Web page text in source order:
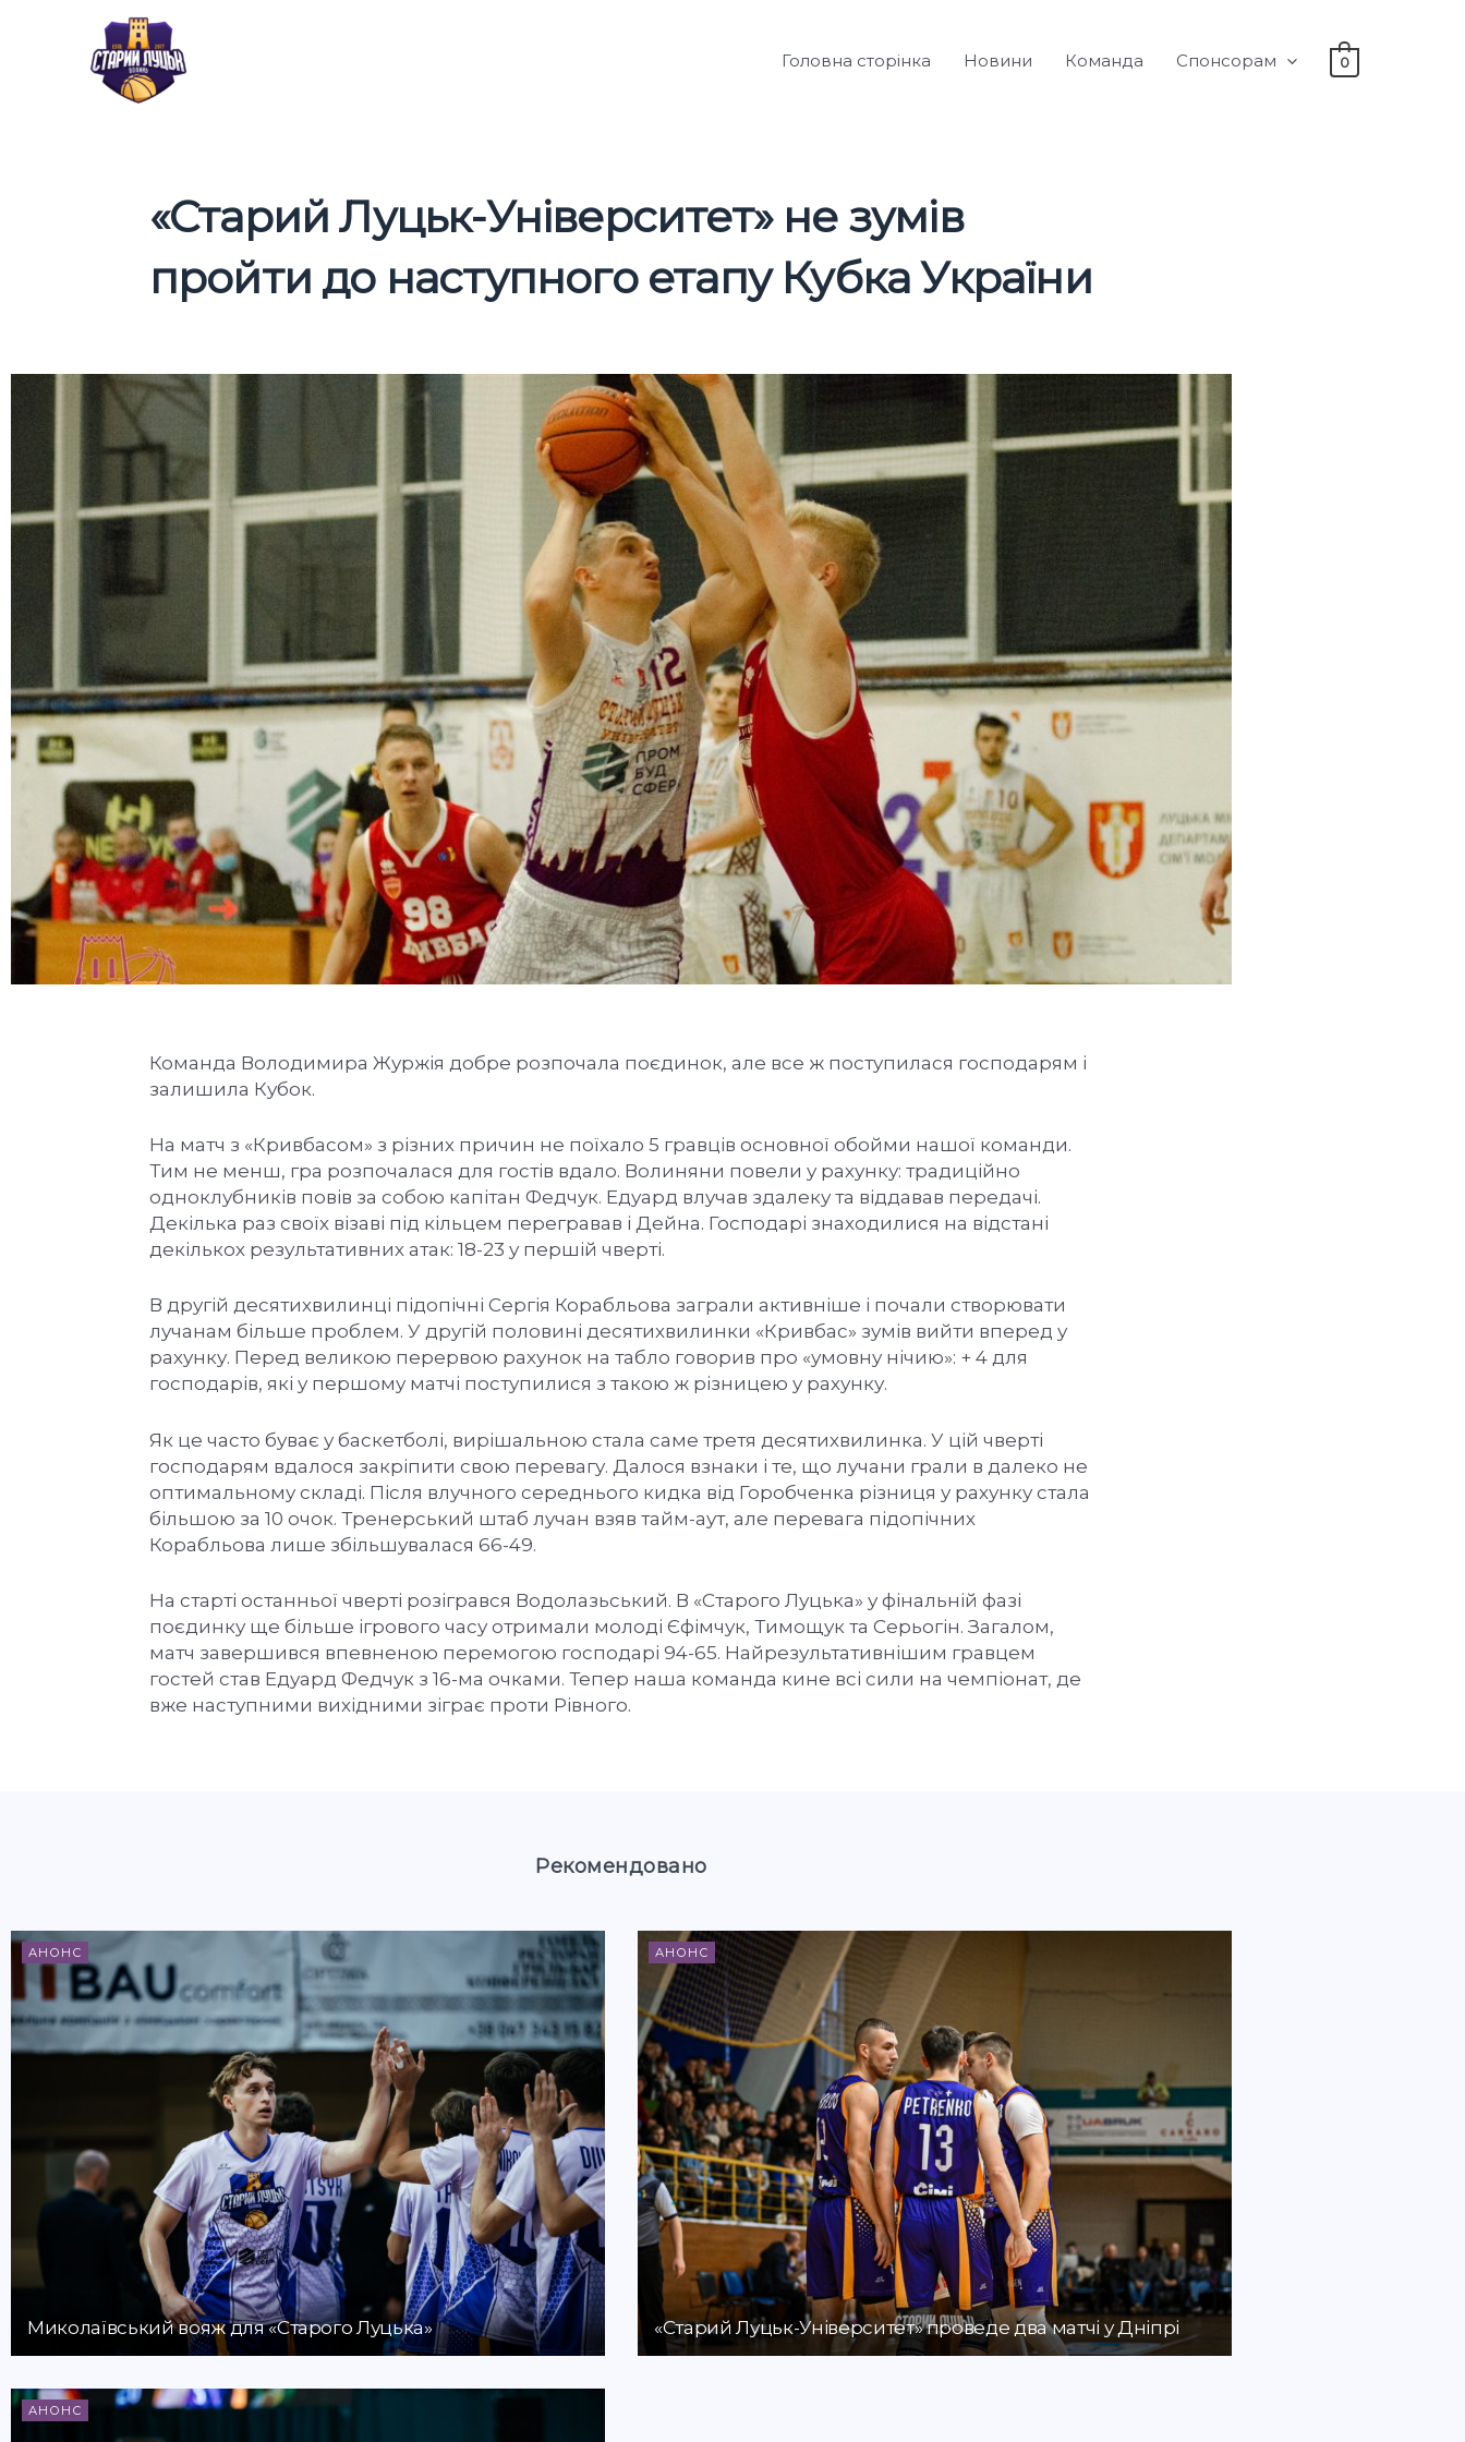
Головна сторінка Новини Команда Спонсорам 0
«Старий Луцьк-Університет» не зумів
пройти до наступного етапу Кубка України
Команда Володимира Журжія добре розпочала поєдинок, але все ж поступилася господарям і
залишила Кубок.
На матч з «Кривбасом» з різних причин не поїхало 5 гравців основної обойми нашої команди.
Тим не менш, гра розпочалася для гостів вдало. Волиняни повели у рахунку: традиційно
одноклубників повів за собою капітан Федчук. Едуард влучав здалеку та віддавав передачі.
Декілька раз своїх візаві під кільцем перегравав і Дейна. Господарі знаходилися на відстані
декількох результативних атак: 18-23 у першій чверті.
В другій десятихвилинці підопічні Сергія Корабльова заграли активніше і почали створювати
лучанам більше проблем. У другій половині десятихвилинки «Кривбас» зумів вийти вперед у
рахунку. Перед великою перервою рахунок на табло говорив про «умовну нічию»: + 4 для
господарів, які у першому матчі поступилися з такою ж різницею у рахунку.
Як це часто буває у баскетболі, вирішальною стала саме третя десятихвилинка. У цій чверті
господарям вдалося закріпити свою перевагу. Далося взнаки і те, що лучани грали в далеко не
оптимальному складі. Після влучного середнього кидка від Горобченка різниця у рахунку стала
більшою за 10 очок. Тренерський штаб лучан взяв тайм-аут, але перевага підопічних
Корабльова лише збільшувалася 66-49.
На старті останньої чверті розігрався Водолазьський. В «Старого Луцька» у фінальній фазі
поєдинку ще більше ігрового часу отримали молоді Єфімчук, Тимощук та Серьогін. Загалом,
матч завершився впевненою перемогою господарі 94-65. Найрезультативнішим гравцем
гостей став Едуард Федчук з 16-ма очками. Тепер наша команда кине всі сили на чемпіонат, де
вже наступними вихідними зіграє проти Рівного.
Рекомендовано
АНОНС
Миколаївський вояж для «Старого Луцька»
АНОНС
«Старий Луцьк-Університет» проведе два матчі у Дніпрі
АНОНС